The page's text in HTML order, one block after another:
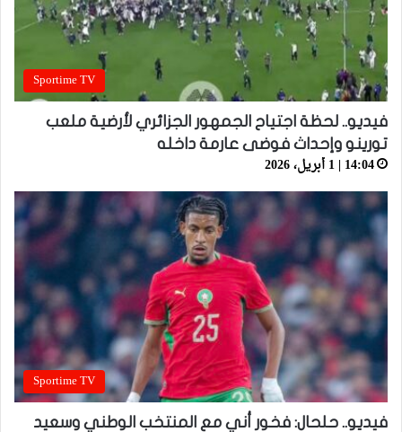
Sportime TV
فيديو.. لحظة اجتياح الجمهور الجزائري لأرضية ملعب
تورينو وإحداث فوضى عارمة داخله
14:04 | 1 أبريل، 2026
Sportime TV
فيديو.. حلحال: فخور أني مع المنتخب الوطني وسعيد